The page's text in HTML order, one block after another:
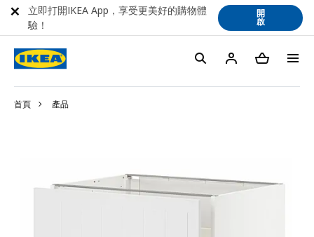
首頁 產品
立即打開IKEA App，享受更美好的購物體
驗！
開
啟